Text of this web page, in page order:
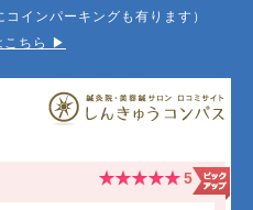
インパーキングも有ります）
こちら ▶︎